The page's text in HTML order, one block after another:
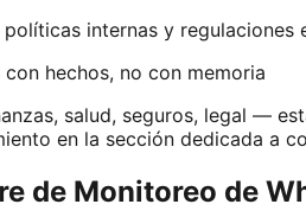
internas y regulaciones
hechos, no con memoria
salud, seguros, legal —
en la sección dedicada a
de Monitoreo de